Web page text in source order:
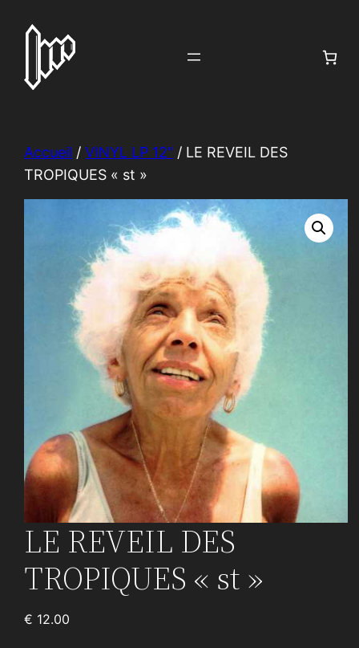
contenu
Accueil /VINYL LP 12" / LE REVEIL DES
TROPIQUES « st »
LE REVEIL DES
TROPIQUES « st »
€ 12.00